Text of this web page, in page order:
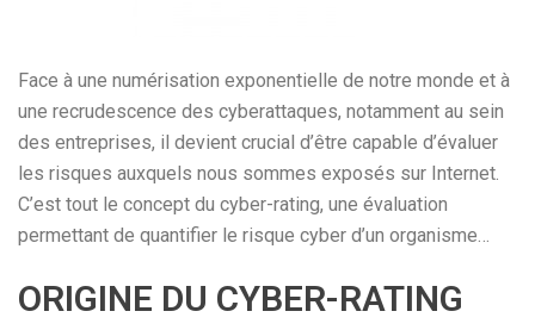
Face à une numérisation exponentielle de notre monde et à
une recrudescence des cyberattaques, notamment au sein
des entreprises, il devient crucial d’être capable d’évaluer
les risques auxquels nous sommes exposés sur Internet.
C’est tout le concept du cyber-rating, une évaluation
permettant de quantifier le risque cyber d’un organisme…
ORIGINE DU CYBER-RATING